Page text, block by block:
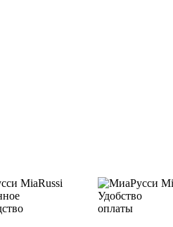
Удобство
оплаты